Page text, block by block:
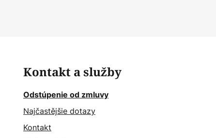
Kontakt a služby
Odstúpenie od zmluvy
Najčastějšie dotazy
Kontakt